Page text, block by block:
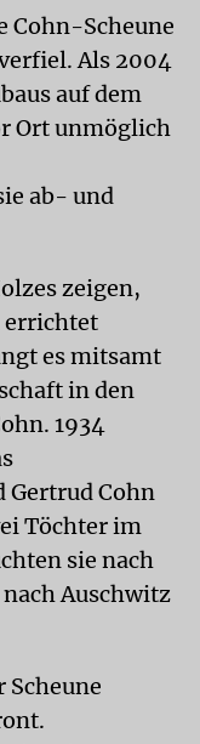
Cohn-Scheune
Als 2004
auf dem
Ort unmöglich
ab- und
zeigen,
errichtet
es mitsamt
in den
1934
Gertrud Cohn
Töchter im
sie nach
Auschwitz
Scheune